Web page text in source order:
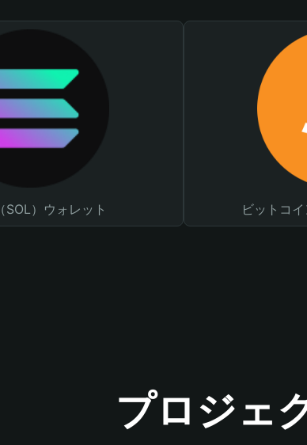
SOL）ウォレット ビットコ
プロジェ